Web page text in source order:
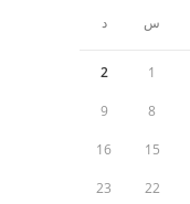
س د
1
2
8
9
15
16
22
23